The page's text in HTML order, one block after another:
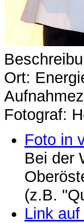
Ort:
Fotograf:
Foto in
Bei der
(z.B.
Link